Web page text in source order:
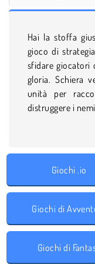
Hai la stoffa
gioco di
sfidare giocatori
gloria. Schiera
unità per
distruggere i
Giochi .io
Giochi di
Giochi di